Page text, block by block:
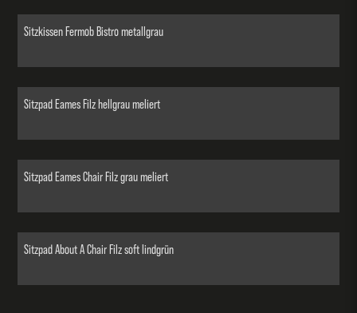
Sitzkissen Fermob Bistro metallgrau
Sitzpad Eames Filz hellgrau meliert
Sitzpad Eames Chair Filz grau meliert
Sitzpad About A Chair Filz soft lindgrün